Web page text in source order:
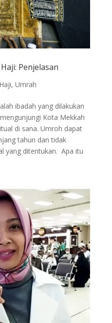
Penjelasan
Haji, Umrah
ibadah yang dilakukan
Kota Mekkah
di sana. Umroh dapat
tahun dan tidak
yang ditentukan. Apa itu